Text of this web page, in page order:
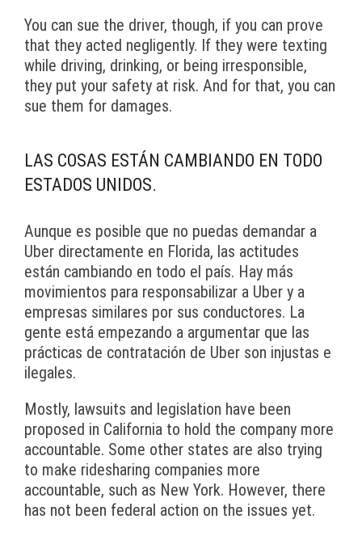
You can sue the driver, though, if you can prove
that they acted negligently. If they were texting
while driving, drinking, or being irresponsible,
they put your safety at risk. And for that, you can
sue them for damages.
LAS COSAS ESTÁN CAMBIANDO EN TODO
ESTADOS UNIDOS.
Aunque es posible que no puedas demandar a
Uber directamente en Florida, las actitudes
están cambiando en todo el país. Hay más
movimientos para responsabilizar a Uber y a
empresas similares por sus conductores. La
gente está empezando a argumentar que las
prácticas de contratación de Uber son injustas e
ilegales.
Mostly, lawsuits and legislation have been
proposed in California to hold the company more
accountable. Some other states are also trying
to make ridesharing companies more
accountable, such as New York. However, there
has not been federal action on the issues yet.